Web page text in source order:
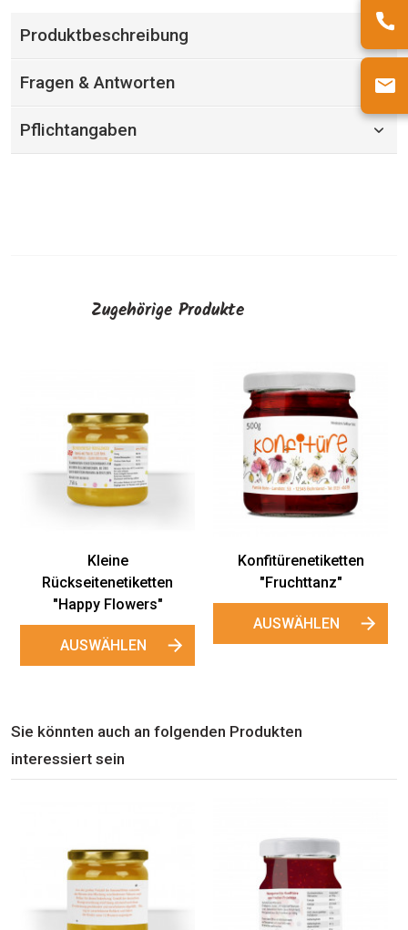
Produktbeschreibung
Fragen & Antworten
Pflichtangaben
Zugehörige Produkte
Kleine
Rückseitenetiketten
"Happy Flowers"
AUSWÄHLEN
Konfitürenetiketten
"Fruchttanz"
AUSWÄHLEN
Sie könnten auch an folgenden Produkten
interessiert sein